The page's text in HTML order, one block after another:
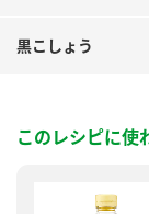
黒こしょう
このレシピに使